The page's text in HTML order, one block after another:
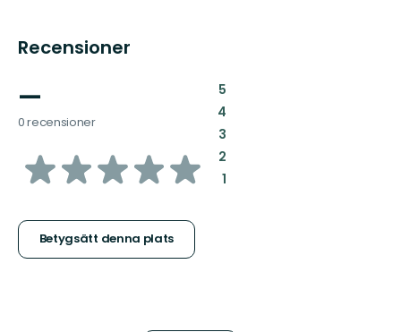
Recensioner
—
0 recensioner
av
stjärnor
Betygsätt denna plats
5:
4:
3:
2:
1: